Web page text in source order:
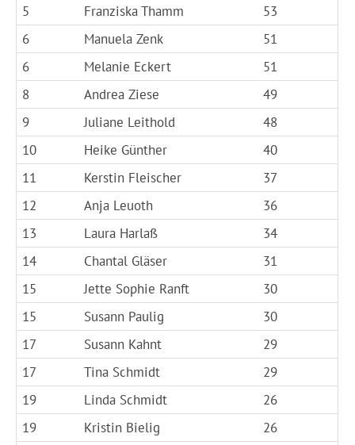
5
Franziska Thamm
53
6
Manuela Zenk
51
6
Melanie Eckert
51
8
Andrea Ziese
49
9
Juliane Leithold
48
10
Heike Günther
40
11
Kerstin Fleischer
37
12
Anja Leuoth
36
13
Laura Harlaß
34
14
Chantal Gläser
31
15
Jette Sophie Ranft
30
15
Susann Paulig
30
17
Susann Kahnt
29
17
Tina Schmidt
29
19
Linda Schmidt
26
19
Kristin Bielig
26